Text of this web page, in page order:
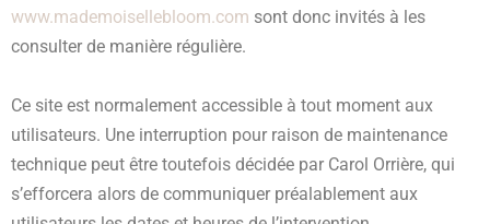
www.mademoisellebloom.com sont donc invités à les
consulter de manière régulière.
Ce site est normalement accessible à tout moment aux
utilisateurs. Une interruption pour raison de maintenance
technique peut être toutefois décidée par Carol Orrière, qui
s’efforcera alors de communiquer préalablement aux